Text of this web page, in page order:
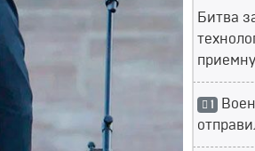
Битва
1